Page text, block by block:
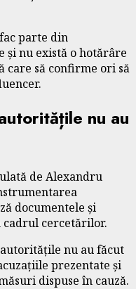
parte din
și nu există o hotărâre
care să confirme ori să
nu au
de Alexandru
documentele și
cercetărilor.
nu au făcut
prezentate și
dispuse în cauză.